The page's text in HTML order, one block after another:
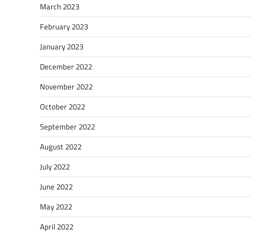
March 2023
February 2023
January 2023
December 2022
November 2022
October 2022
September 2022
August 2022
July 2022
June 2022
May 2022
April 2022